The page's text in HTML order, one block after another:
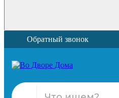
Обратный звонок